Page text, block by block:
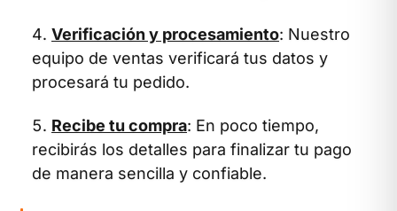
Verificación y procesamiento: Nuestro
equipo de ventas verificará tus datos y
procesará tu pedido.
Recibe tu compra: En poco tiempo,
recibirás los detalles para finalizar tu pago
de manera sencilla y confiable.